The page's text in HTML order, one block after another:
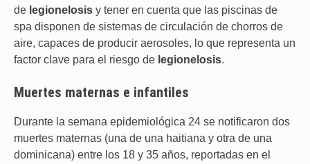
de legionelosis y tener en cuenta que las piscinas de
spa disponen de sistemas de circulación de chorros de
aire, capaces de producir aerosoles, lo que representa un
factor clave para el riesgo de legionelosis.
Muertes maternas e infantiles
Durante la semana epidemiológica 24 se notificaron dos
muertes maternas (una de una haitiana y otra de una
dominicana) entre los 18 y 35 años, reportadas en el